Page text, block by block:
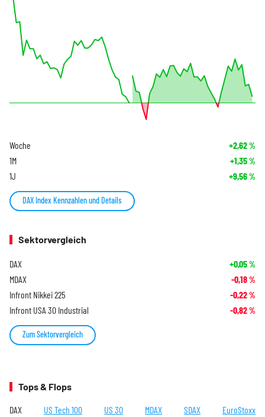
Woche +2,62%
1M +1,35%
1J +9,56%
DAX Index Kennzahlen und Details
Sektorvergleich
DAX +0,05%
MDAX -0,18%
Infront Nikkei 225 -0,22%
Infront USA 30 Industrial -0,82%
Zum Sektorvergleich
Tops & Flops
DAX US Tech 100 US 30 MDAX SDAX EuroStoxx